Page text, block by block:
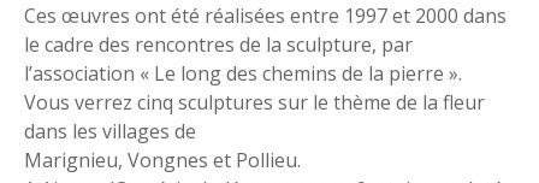
Ces œuvres ont été réalisées entre 1997 et 2000 dans
le cadre des rencontres de la sculpture, par
l’association « Le long des chemins de la pierre ».
Vous verrez cinq sculptures sur le thème de la fleur
dans les villages de
Marignieu, Vongnes et Pollieu.